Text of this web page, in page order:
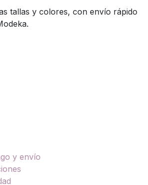
tallas y colores, con envío rápido
y envío